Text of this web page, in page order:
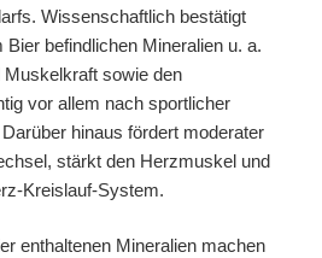
Wissenschaftlich bestätigt
befindlichen Mineralien u. a.
sowie den
vor allem nach sportlicher
hinaus fördert moderater
stärkt den Herzmuskel und
Kreislauf-System.
enthaltenen Mineralien machen